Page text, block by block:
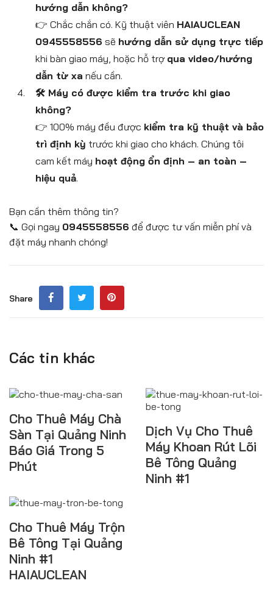
hướng dẫn không?
👉 Chắc chắn có. Kỹ thuật viên HAIAUCLEAN
0945558556 sẽ hướng dẫn sử dụng trực tiếp
khi bàn giao máy, hoặc hỗ trợ qua video/hướng
dẫn từ xa nếu cần.
🛠 Máy có được kiểm tra trước khi giao
không?
👉 100% máy đều được kiểm tra kỹ thuật và bảo
trì định kỳ trước khi giao cho khách. Chúng tôi
cam kết máy hoạt động ổn định – an toàn –
hiệu quả.
Bạn cần thêm thông tin?
📞 Gọi ngay 0945558556 để được tư vấn miễn phí và
đặt máy nhanh chóng!
Share
Các tin khác
Cho Thuê Máy Chà
Sàn Tại Quảng Ninh
Báo Giá Trong 5
Phút
Dịch Vụ Cho Thuê
Máy Khoan Rút Lõi
Bê Tông Quảng
Ninh #1
Cho Thuê Máy Trộn
Bê Tông Tại Quảng
Ninh #1
HAIAUCLEAN